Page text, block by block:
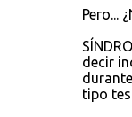
Pero...
decir
tipo